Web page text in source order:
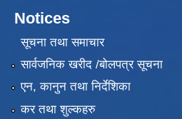
Notices
सूचना तथा समाचार
सार्वजनिक खरीद /बोलपत्र सूचना
एन, कानुन तथा निर्देशिका
कर तथा शुल्कहरु